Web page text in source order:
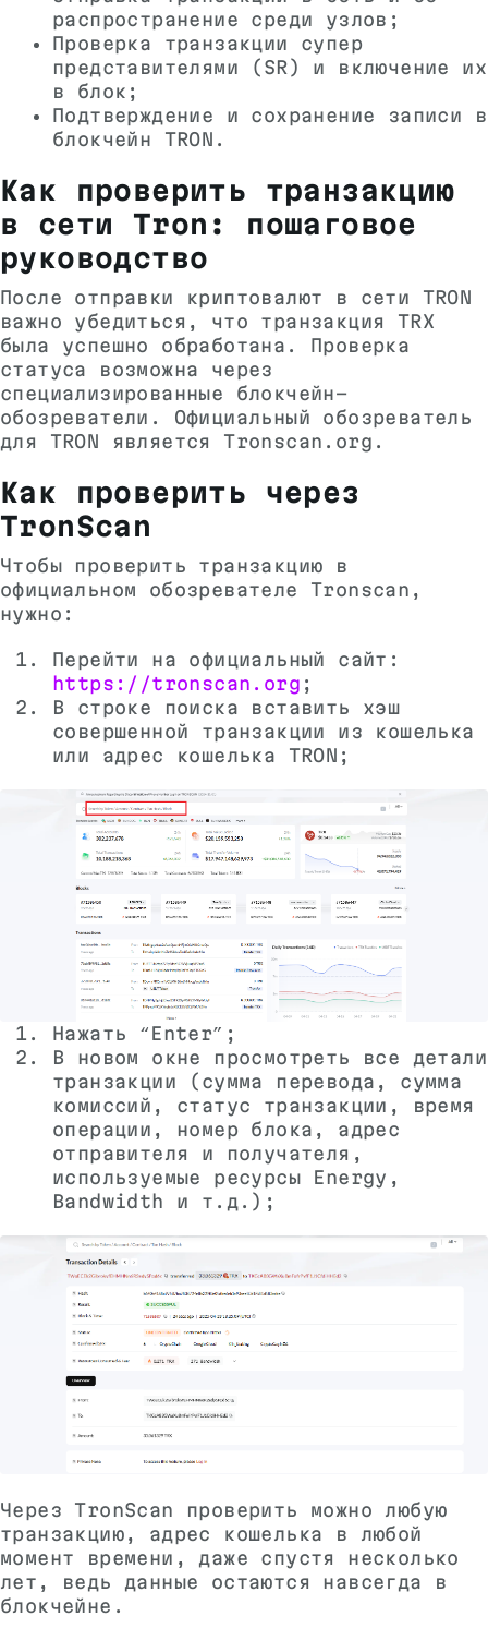
распространение среди узлов;
Проверка транзакции супер
представителями (SR) и включение их
в блок;
Подтверждение и сохранение записи в
блокчейн TRON.
Как проверить транзакцию
в сети Tron: пошаговое
руководство
После отправки криптовалют в сети TRON
важно убедиться, что транзакция TRX
была успешно обработана. Проверка
статуса возможна через
специализированные блокчейн-
обозреватели. Официальный обозреватель
для TRON является Tronscan.org.
Как проверить через
TronScan
Чтобы проверить транзакцию в
официальном обозревателе Tronscan,
нужно:
Перейти на официальный сайт:
https://tronscan.org ;
В строке поиска вставить хэш
совершенной транзакции из кошелька
или адрес кошелька TRON;
Нажать “Enter”;
В новом окне просмотреть все детали
транзакции (сумма перевода, сумма
комиссий, статус транзакции, время
операции, номер блока, адрес
отправителя и получателя,
используемые ресурсы Energy,
Bandwidth и т.д.);
Через TronScan проверить можно любую
транзакцию, адрес кошелька в любой
момент времени, даже спустя несколько
лет, ведь данные остаются навсегда в
блокчейне.